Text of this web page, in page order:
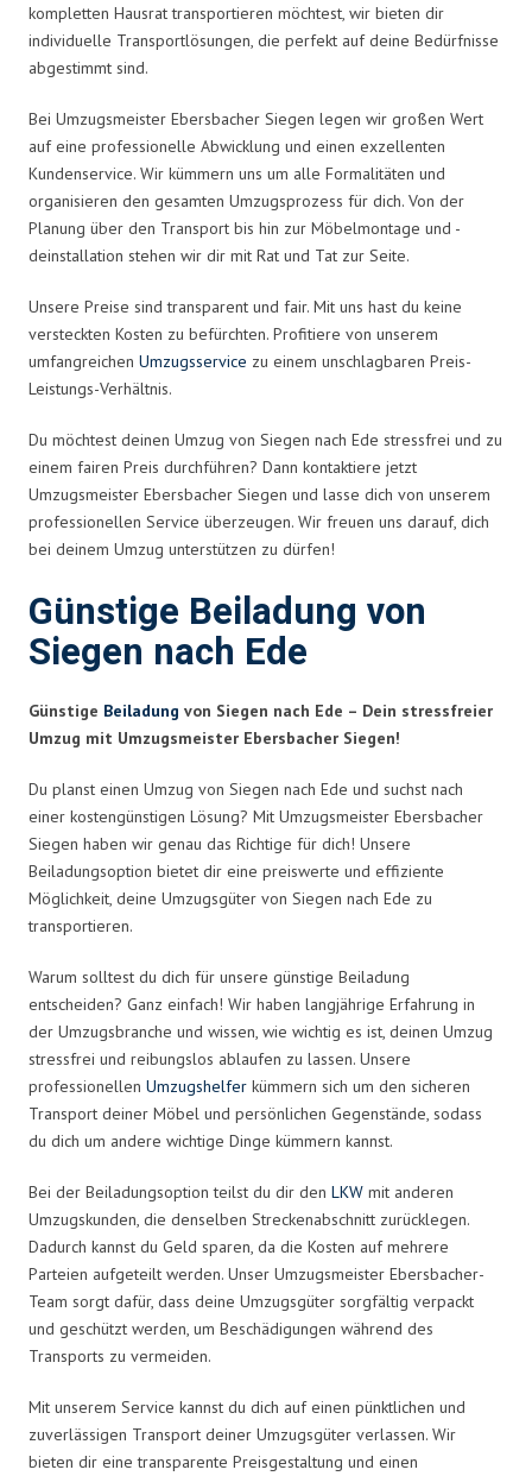
kompletten Hausrat transportieren möchtest, wir bieten dir
individuelle Transportlösungen, die perfekt auf deine Bedürfnisse
abgestimmt sind.
Bei Umzugsmeister Ebersbacher Siegen legen wir großen Wert
auf eine professionelle Abwicklung und einen exzellenten
Kundenservice. Wir kümmern uns um alle Formalitäten und
organisieren den gesamten Umzugsprozess für dich. Von der
Planung über den Transport bis hin zur Möbelmontage und -
deinstallation stehen wir dir mit Rat und Tat zur Seite.
Unsere Preise sind transparent und fair. Mit uns hast du keine
versteckten Kosten zu befürchten. Profitiere von unserem
umfangreichen Umzugsservice zu einem unschlagbaren Preis-
Leistungs-Verhältnis.
Du möchtest deinen Umzug von Siegen nach Ede stressfrei und zu
einem fairen Preis durchführen? Dann kontaktiere jetzt
Umzugsmeister Ebersbacher Siegen und lasse dich von unserem
professionellen Service überzeugen. Wir freuen uns darauf, dich
bei deinem Umzug unterstützen zu dürfen!
Günstige Beiladung von
Siegen nach Ede
Günstige Beiladung von Siegen nach Ede – Dein stressfreier
Umzug mit Umzugsmeister Ebersbacher Siegen!
Du planst einen Umzug von Siegen nach Ede und suchst nach
einer kostengünstigen Lösung? Mit Umzugsmeister Ebersbacher
Siegen haben wir genau das Richtige für dich! Unsere
Beiladungsoption bietet dir eine preiswerte und effiziente
Möglichkeit, deine Umzugsgüter von Siegen nach Ede zu
transportieren.
Warum solltest du dich für unsere günstige Beiladung
entscheiden? Ganz einfach! Wir haben langjährige Erfahrung in
der Umzugsbranche und wissen, wie wichtig es ist, deinen Umzug
stressfrei und reibungslos ablaufen zu lassen. Unsere
professionellen Umzugshelfer kümmern sich um den sicheren
Transport deiner Möbel und persönlichen Gegenstände, sodass
du dich um andere wichtige Dinge kümmern kannst.
Bei der Beiladungsoption teilst du dir den LKW mit anderen
Umzugskunden, die denselben Streckenabschnitt zurücklegen.
Dadurch kannst du Geld sparen, da die Kosten auf mehrere
Parteien aufgeteilt werden. Unser Umzugsmeister Ebersbacher-
Team sorgt dafür, dass deine Umzugsgüter sorgfältig verpackt
und geschützt werden, um Beschädigungen während des
Transports zu vermeiden.
Mit unserem Service kannst du dich auf einen pünktlichen und
zuverlässigen Transport deiner Umzugsgüter verlassen. Wir
bieten dir eine transparente Preisgestaltung und einen